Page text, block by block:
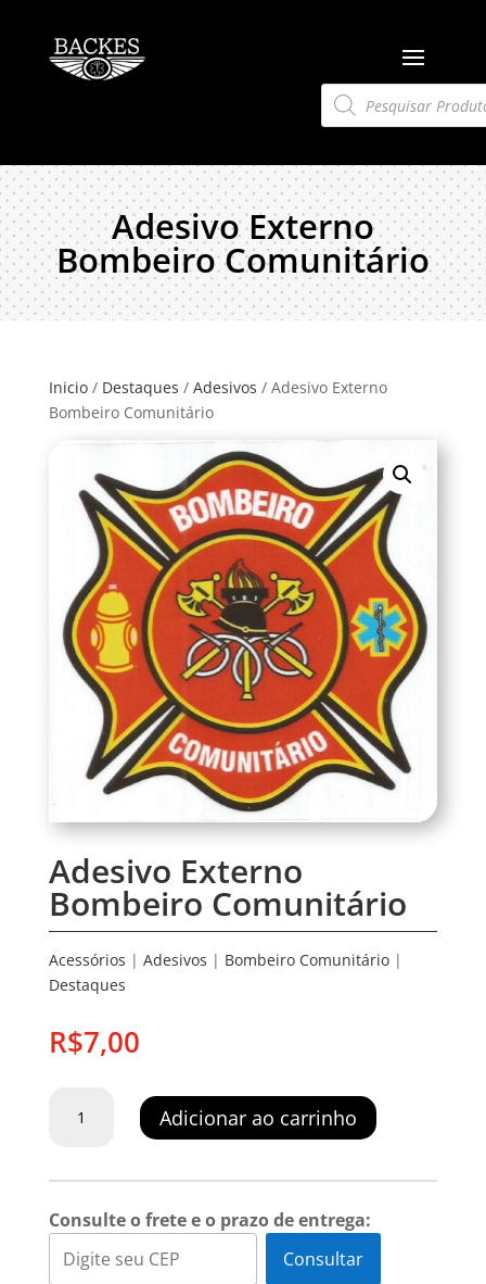
Pesquisar
produtos
Adesivo Externo
Bombeiro Comunitário
Inicio/ Destaques / Adesivos / Adesivo Externo
Bombeiro Comunitário
Adesivo Externo
Bombeiro Comunitário
Acessórios | Adesivos | Bombeiro Comunitário|
Destaques
R$7,00
Externo
Adicionar ao carrinho
Consulte o frete e o prazo de entrega:
Consultar